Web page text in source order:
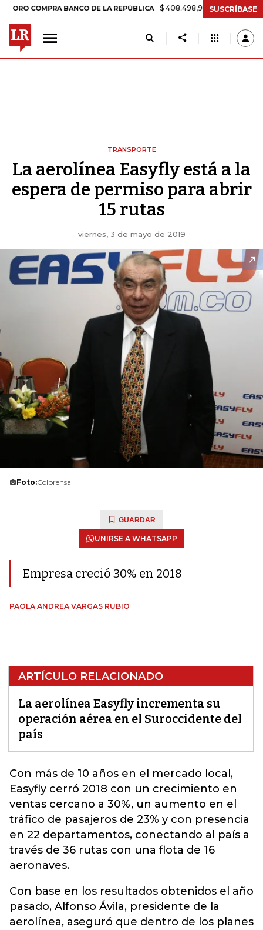
BANCO DE LA REPÚBLICA $ 408.498,97 +$ 8.753,81 +2,19%
SUSCRÍBASE
TRANSPORTE
La aerolínea Easyfly está a la
espera de permiso para abrir
15 rutas
viernes, 3 de mayo de 2019
Foto:Colprensa
GUARDAR
UNIRSE A WHATSAPP
Empresa creció 30% en 2018
PAOLA ANDREA VARGAS RUBIO
ARTÍCULO RELACIONADO
La aerolínea Easyfly incrementa su
operación aérea en el Suroccidente del
país
Con más de 10 años en el mercado local,
Easyfly cerró 2018 con un crecimiento en
ventas cercano a 30%, un aumento en el
tráfico de pasajeros de 23% y con presencia
en 22 departamentos, conectando al país a
través de 36 rutas con una flota de 16
aeronaves.
Con base en los resultados obtenidos el año
pasado, Alfonso Ávila, presidente de la
aerolínea, aseguró que dentro de los planes